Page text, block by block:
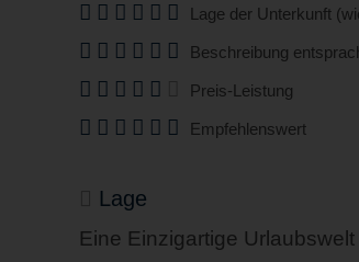
Lage der Unterkunft
Beschreibung
Preis-Leistung
Empfehlenswert
Lage
Eine Einzigartige